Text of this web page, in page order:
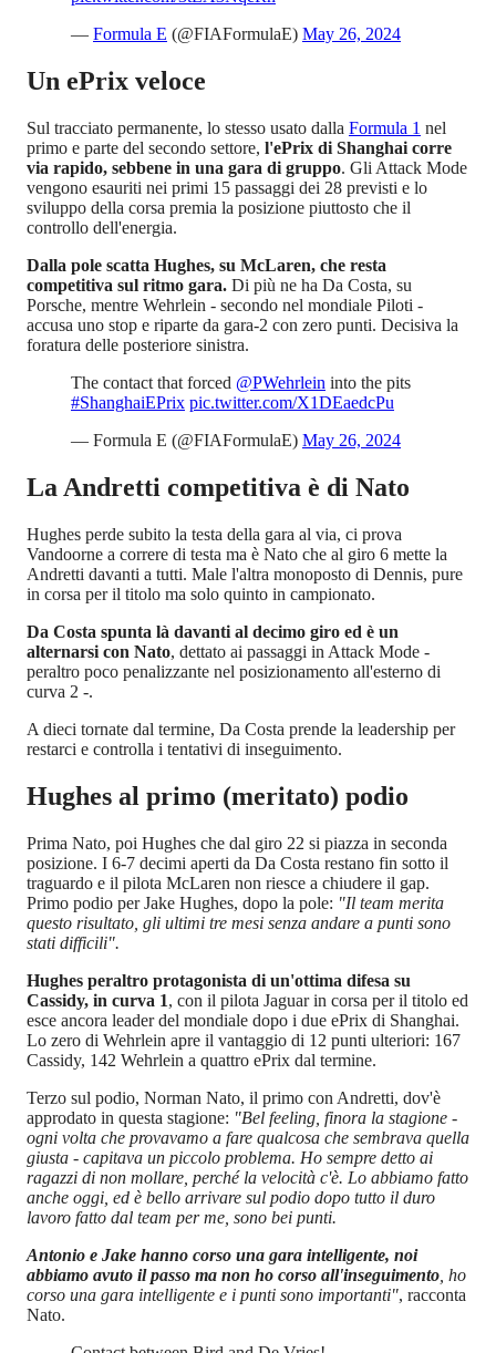
— Formula E (@FIAFormulaE) May 26, 2024
Un ePrix veloce
Sul tracciato permanente, lo stesso usato dalla Formula 1 nel
primo e parte del secondo settore, l'ePrix di Shanghai corre
via rapido, sebbene in una gara di gruppo. Gli Attack Mode
vengono esauriti nei primi 15 passaggi dei 28 previsti e lo
sviluppo della corsa premia la posizione piuttosto che il
controllo dell'energia.
Dalla pole scatta Hughes, su McLaren, che resta
competitiva sul ritmo gara. Di più ne ha Da Costa, su
Porsche, mentre Wehrlein - secondo nel mondiale Piloti -
accusa uno stop e riparte da gara-2 con zero punti. Decisiva la
foratura delle posteriore sinistra.
The contact that forced @PWehrlein into the pits
#ShanghaiEPrix pic.twitter.com/X1DEaedcPu
— Formula E (@FIAFormulaE) May 26, 2024
La Andretti competitiva è di Nato
Hughes perde subito la testa della gara al via, ci prova
Vandoorne a correre di testa ma è Nato che al giro 6 mette la
Andretti davanti a tutti. Male l'altra monoposto di Dennis, pure
in corsa per il titolo ma solo quinto in campionato.
Da Costa spunta là davanti al decimo giro ed è un
alternarsi con Nato, dettato ai passaggi in Attack Mode -
peraltro poco penalizzante nel posizionamento all'esterno di
curva 2 -.
A dieci tornate dal termine, Da Costa prende la leadership per
restarci e controlla i tentativi di inseguimento.
Hughes al primo (meritato) podio
Prima Nato, poi Hughes che dal giro 22 si piazza in seconda
posizione. I 6-7 decimi aperti da Da Costa restano fin sotto il
traguardo e il pilota McLaren non riesce a chiudere il gap.
Primo podio per Jake Hughes, dopo la pole: "Il team merita
questo risultato, gli ultimi tre mesi senza andare a punti sono
stati difficili".
Hughes peraltro protagonista di un'ottima difesa su
Cassidy, in curva 1, con il pilota Jaguar in corsa per il titolo ed
esce ancora leader del mondiale dopo i due ePrix di Shanghai.
Lo zero di Wehrlein apre il vantaggio di 12 punti ulteriori: 167
Cassidy, 142 Wehrlein a quattro ePrix dal termine.
Terzo sul podio, Norman Nato, il primo con Andretti, dov'è
approdato in questa stagione: "Bel feeling, finora la stagione -
ogni volta che provavamo a fare qualcosa che sembrava quella
giusta - capitava un piccolo problema. Ho sempre detto ai
ragazzi di non mollare, perché la velocità c'è. Lo abbiamo fatto
anche oggi, ed è bello arrivare sul podio dopo tutto il duro
lavoro fatto dal team per me, sono bei punti.
Antonio e Jake hanno corso una gara intelligente, noi
abbiamo avuto il passo ma non ho corso all'inseguimento , ho
corso una gara intelligente e i punti sono importanti", racconta
Nato.